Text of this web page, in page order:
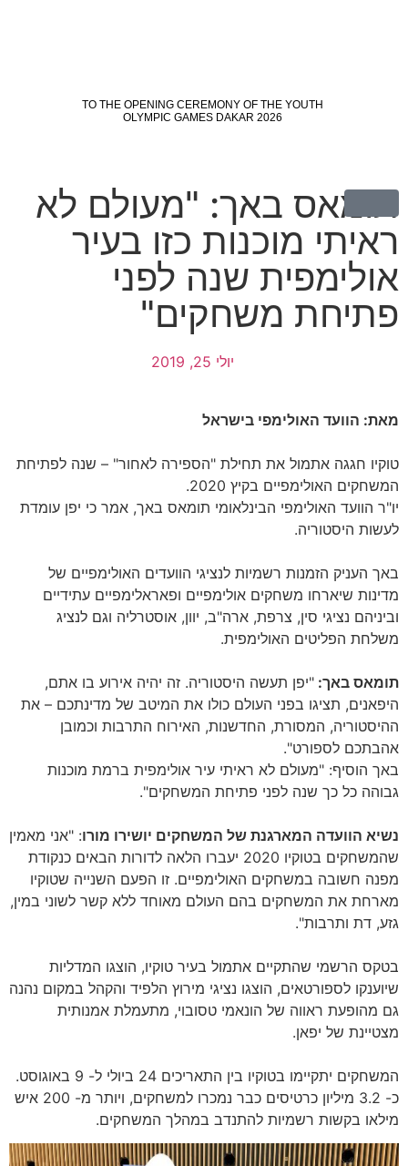
תומאס באך: "מעולם לא
ראיתי מוכנות כזו בעיר
אולימפית שנה לפני
פתיחת משחקים"
יולי 25, 2019
מאת: הוועד האולימפי בישראל
טוקיו חגגה אתמול את תחילת "הספירה לאחור" – שנה לפתיחת
המשחקים האולימפיים בקיץ 2020.
יו"ר הוועד האולימפי הבינלאומי תומאס באך, אמר כי יפן עומדת
לעשות היסטוריה.
באך העניק הזמנות רשמיות לנציגי הוועדים האולימפיים של
מדינות שיארחו משחקים אולימפיים ופאראלימפיים עתידיים
וביניהם נציגי סין, צרפת, ארה"ב, יוון, אוסטרליה וגם לנציג
משלחת הפליטים האולימפית.
תומאס באך: "יפן תעשה היסטוריה. זה יהיה אירוע בו אתם,
היפאנים, תציגו בפני העולם כולו את המיטב של מדינתכם – את
ההיסטוריה, המסורת, החדשנות, האירוח התרבות וכמובן
אהבתכם לספורט".
באך הוסיף: "מעולם לא ראיתי עיר אולימפית ברמת מוכנות
גבוהה כל כך שנה לפני פתיחת המשחקים".
נשיא הוועדה המארגנת של המשחקים יושירו מורו: "אני מאמין
שהמשחקים בטוקיו 2020 יעברו הלאה לדורות הבאים כנקודת
מפנה חשובה במשחקים האולימפיים. זו הפעם השנייה שטוקיו
מארחת את המשחקים בהם העולם מאוחד ללא קשר לשוני במין,
גזע, דת ותרבות".
בטקס הרשמי שהתקיים אתמול בעיר טוקיו, הוצגו המדליות
שיוענקו לספורטאים, הוצגו נציגי מירוץ הלפיד והקהל במקום נהנה
גם מהופעת ראווה של הונאמי טסובוי, מתעמלת אמנותית
מצטיינת של יפאן.
המשחקים יתקיימו בטוקיו בין התאריכים 24 ביולי ל- 9 באוגוסט.
כ- 3.2 מיליון כרטיסים כבר נמכרו למשחקים, ויותר מ- 200 איש
מילאו בקשות רשמיות להתנדב במהלך המשחקים.